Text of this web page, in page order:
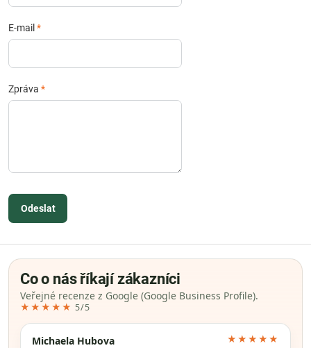
E-mail *
Zpráva *
Odeslat
Co o nás říkají zákazníci
Veřejné recenze z Google (Google Business Profile).
★★★★★ 5/5
Michaela Hubova ★★★★★